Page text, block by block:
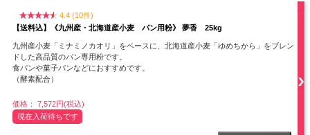
4.4 (10件)
【送料込】《九州産・北海道産小麦 パン用粉》 夢香 25kg
九州産小麦「ミナミノカオリ」をベースに、北海道産小麦「ゆめちから」をブレン
ドした高品質のパン専用粉です。
食パンや菓子パンなどにおすすめです。
（酵素配合）
価格： 7,572円(税込)
現在入荷待ちです